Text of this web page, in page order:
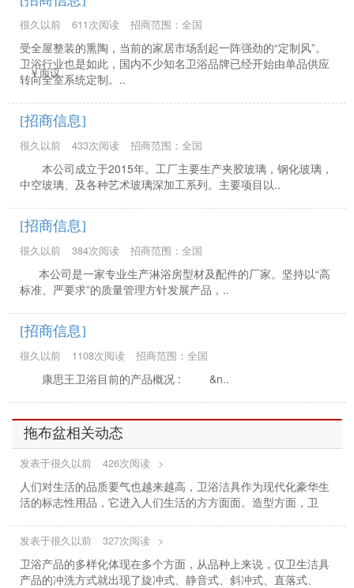
￥面议
很久以前 611次阅读 招商范围：全国
受全屋整装的熏陶，当前的家居市场刮起一阵强劲的“定制风”。
卫浴行业也是如此，国内不少知名卫浴品牌已经开始由单品供应
转向全室系统定制。..
[招商信息]
很久以前 433次阅读 招商范围：全国
本公司成立于2015年。工厂主要生产夹胶玻璃，钢化玻璃，
中空玻璃、及各种艺术玻璃深加工系列。主要项目以..
[招商信息]
很久以前 384次阅读 招商范围：全国
本公司是一家专业生产淋浴房型材及配件的厂家。坚持以“高
标准、严要求”的质量管理方针发展产品，..
[招商信息]
很久以前 1108次阅读 招商范围：全国
康思王卫浴目前的产品概况 : &n..
拖布盆相关动态
发表于很久以前 426次阅读 >
人们对生活的品质要气也越来越高，卫浴洁具作为现代化豪华生
活的标志性用品，它进入人们生活的方方面面。造型方面，卫
发表于很久以前 327次阅读 >
卫浴产品的多样化体现在多个方面，从品种上来说，仅卫生洁具
产品的冲洗方式就出现了旋冲式、静音式、斜冲式、直落式、